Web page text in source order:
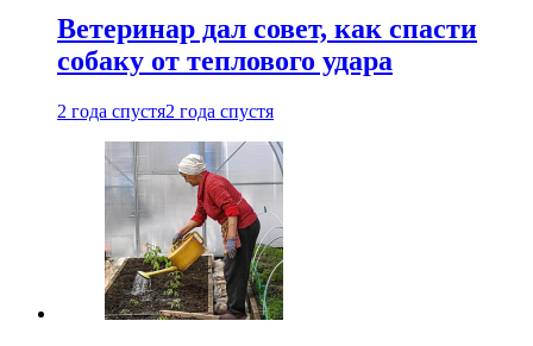
Ветеринар дал совет, как спасти
собаку от теплового удара
2 года спустя2 года спустя